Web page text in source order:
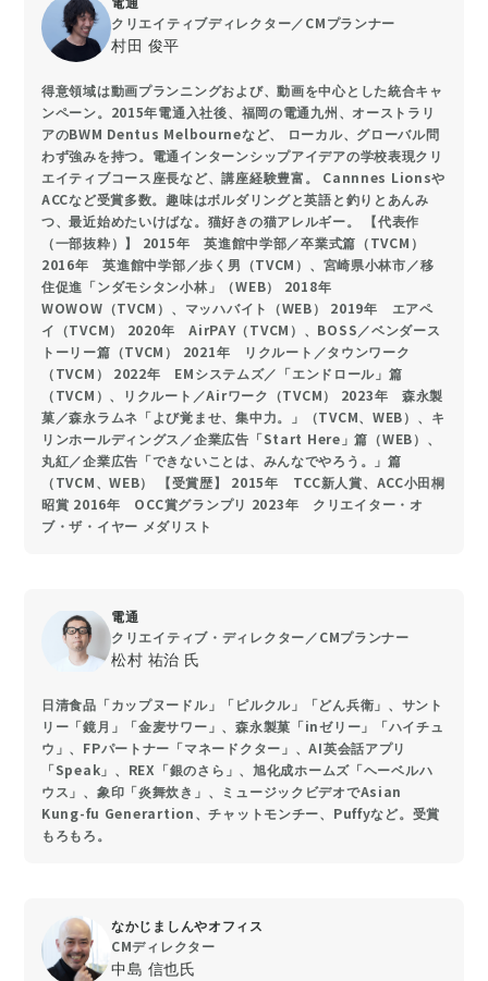
クリエイティブディレクター／CMプランナー
村田 俊平
得意領域は動画プランニングおよび、動画を中心とした統合キャ
ンペーン。2015年電通入社後、福岡の電通九州、オーストラリ
アのBWM Dentus Melbourneなど、 ローカル、グローバル問
わず強みを持つ。電通インターンシップアイデアの学校表現クリ
エイティブコース座長など、講座経験豊富。 Cannnes Lionsや
ACCなど受賞多数。趣味はボルダリングと英語と釣りとあんみ
つ、最近始めたいけばな。猫好きの猫アレルギー。 【代表作
（一部抜粋）】 2015年 英進館中学部／卒業式篇（TVCM）
2016年 英進館中学部／歩く男（TVCM）、宮崎県小林市／移
住促進「ンダモシタン小林」（WEB） 2018年
WOWOW（TVCM）、マッハバイト（WEB） 2019年 エアペ
イ（TVCM） 2020年 AirPAY（TVCM）、BOSS／ベンダース
トーリー篇（TVCM） 2021年 リクルート／タウンワーク
（TVCM） 2022年 EMシステムズ／「エンドロール」篇
（TVCM）、リクルート／Airワーク（TVCM） 2023年 森永製
菓／森永ラムネ「よび覚ませ、集中力。」（TVCM、WEB）、キ
リンホールディングス／企業広告「Start Here」篇（WEB）、
丸紅／企業広告「できないことは、みんなでやろう。」篇
（TVCM、WEB） 【受賞歴】 2015年 TCC新人賞、ACC小田桐
昭賞 2016年 OCC賞グランプリ 2023年 クリエイター・オ
ブ・ザ・イヤー メダリスト
電通
クリエイティブ・ディレクター／CMプランナー
松村 祐治 氏
日清食品「カップヌードル」「ピルクル」「どん兵衛」、サント
リー「鏡月」「金麦サワー」、森永製菓「inゼリー」「ハイチュ
ウ」、FPパートナー「マネードクター」、AI英会話アプリ
「Speak」、REX「銀のさら」、旭化成ホームズ「ヘーベルハ
ウス」、象印「炎舞炊き」、ミュージックビデオでAsian
Kung-fu Generartion、チャットモンチー、Puffyなど。受賞
もろもろ。
なかじましんやオフィス
CMディレクター
中島 信也氏